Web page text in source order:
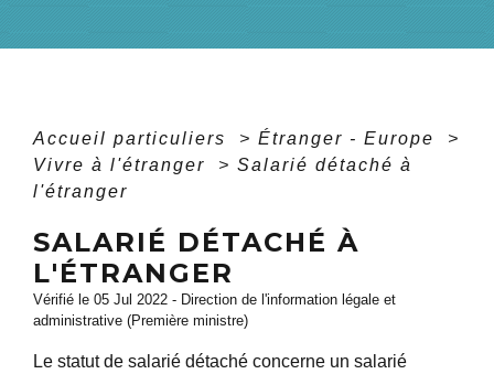
Accueil particuliers > Étranger - Europe
>
Vivre à l'étranger
> Salarié détaché à
l'étranger
SALARIÉ DÉTACHÉ À
L'ÉTRANGER
Vérifié le 05 Jul 2022 - Direction de l'information légale et
administrative (Première ministre)
Le statut de salarié détaché concerne un salarié